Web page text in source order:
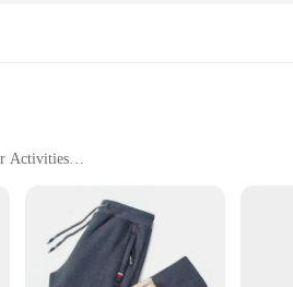
Activities
and style. These pants are
day wear. Whether you're lounging at